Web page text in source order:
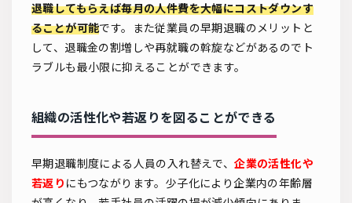
退職してもらえば毎月の人件費を大幅にコストダウンす
ることが可能です。また従業員の早期退職のメリットと
して、退職金の割増しや再就職の斡旋などがあるのでト
ラブルも最小限に抑えることができます。
組織の活性化や若返りを図ることができる
早期退職制度による人員の入れ替えで、企業の活性化や
若返り にもつながります。少子化により企業内の年齢層